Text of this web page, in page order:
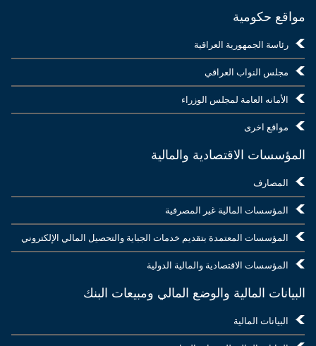
مواقع حكومية
رئاسة الجمهورية العراقية
مجلس النواب العراقي
الأمانه العامة لمجلس الوزراء
مواقع اخرى
المؤسسات الاقتصادية والمالية
المصارف
المؤسسات المالية غير المصرفية
المؤسسات المعتمدة بتقديم خدمات الجباية والتحصيل المالي الإلكتروني
المؤسسات الاقتصادية والمالية الدولية
البيانات المالية والوضع المالي ومبيعات البنك
البيانات المالية